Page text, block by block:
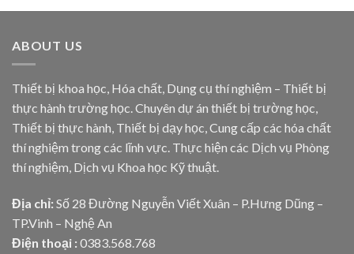
ABOUT US
Thiết bị khoa học, Hóa chất, Dụng cụ thí nghiệm – Thiết bị
thực hành trường học. Chuyên dự án thiết bị trường học,
Thiết bị thực hành, Thiết bị dạy học, Cung cấp các hóa chất
thí nghiệm trong các lĩnh vực. Thực hiện các Dịch vụ Phòng
thí nghiệm, Dịch vụ Khoa học Kỹ thuật.
Địa chỉ: Số 28 Đường Nguyễn Viết Xuân – P.Hưng Dũng –
TP.Vinh – Nghệ An
Điện thoại : 0383.568.768